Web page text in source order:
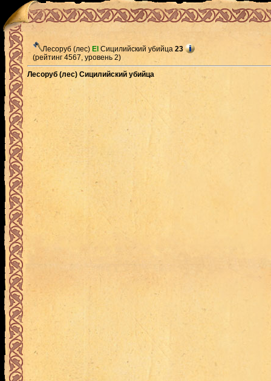
Лесоруб (лес) El Сицилийский убийца 23
(рейтинг 4567, уровень 2)
Лесоруб (лес) Сицилийский убийца